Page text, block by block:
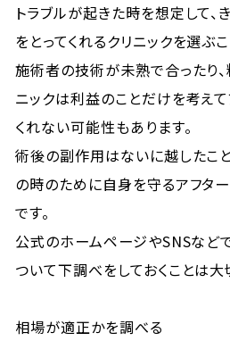
トラブルが起きた時を想定して、
をとってくれるクリニックを選ぶ
施術者の技術が未熟で合ったり
ニックは利益のことだけを考え
くれない可能性もあります。
術後の副作用はないに越したこ
の時のために自身を守るアフタ
です。
公式のホームページやSNSなど
ついて下調べをしておくことは大
相場が適正かを調べる